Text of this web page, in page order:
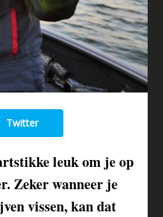
Twitter
leuk om je op
Zeker wanneer je
vissen, kan dat